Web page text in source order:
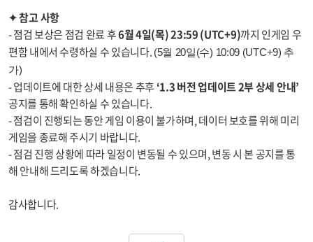
✦ 참고 사항
- 점검 보상은 점검 완료 후6월 4일(목) 23:59 (UTC+9)까지 인게임 우
편함 내에서 수령하실 수 있습니다. (5월 20일(수) 10:09 (UTC+9) 추
가)
- 업데이트에 대한 상세 내용은 추후 ‘1.3 버전 업데이트 2부 상세 안내’
공지를 통해 확인하실 수 있습니다.
- 점검이 진행되는 동안 게임 이용이 불가하며, 데이터 보호를 위해 미리
게임을 종료해 주시기 바랍니다.
- 점검 진행 상황에 따라 일정이 변동될 수 있으며, 변동 시 본 공지를 통
해 안내해 드리도록 하겠습니다.
감사합니다.